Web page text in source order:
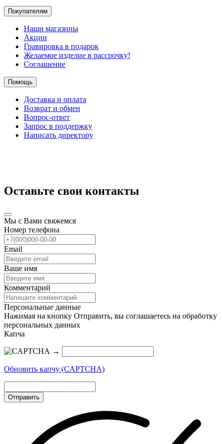
Покупателям
Наши магазины
Акции
Гравировка в подарок
Желаемое изделие в рассрочку!
Соглашение
Помощь
Доставка и оплата
Возврат и обмен
Вопрос-ответ
Запрос в поддержку
Написать директору
Оставьте свои контакты
Мы с Вами свяжемся
Номер телефона
Email
Ваше имя
Комментарий
Персональные данные
Нажимая на кнопку Отправить, вы соглашаетесь на обработку
персональных данных
Капча
→
Обновить капчу (CAPTCHA)
Отправить